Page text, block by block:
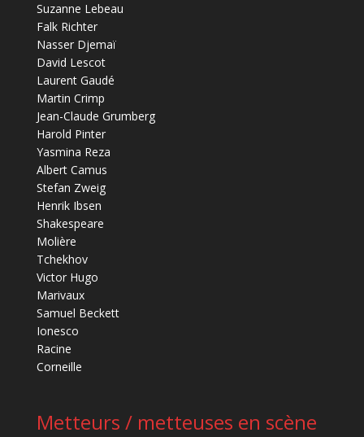
Suzanne Lebeau
Falk Richter
Nasser Djemaï
David Lescot
Laurent Gaudé
Martin Crimp
Jean-Claude Grumberg
Harold Pinter
Yasmina Reza
Albert Camus
Stefan Zweig
Henrik Ibsen
Shakespeare
Molière
Tchekhov
Victor Hugo
Marivaux
Samuel Beckett
Ionesco
Racine
Corneille
Metteurs / metteuses en scène